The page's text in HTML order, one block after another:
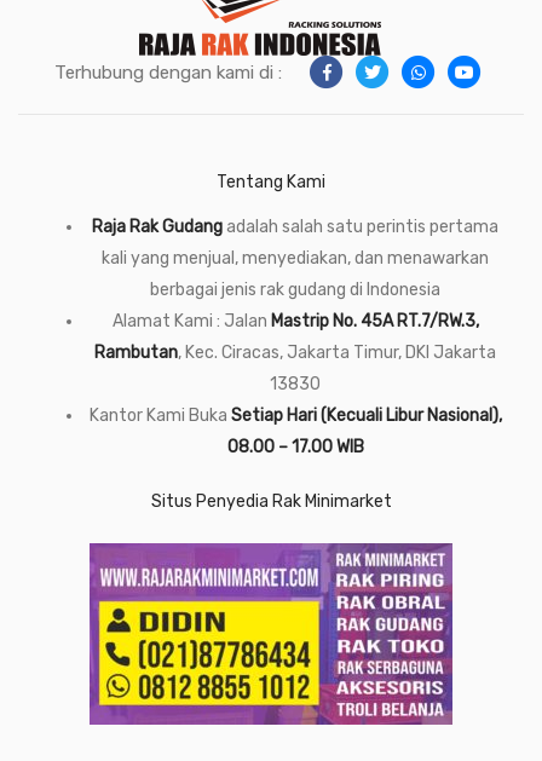
Terhubung dengan kami di :
Tentang Kami
Raja Rak Gudangadalah salah satu perintis pertama
kali yang menjual, menyediakan, dan menawarkan
berbagai jenis rak gudang di Indonesia
Alamat Kami : Jalan Mastrip No. 45A RT.7/RW.3,
Rambutan, Kec. Ciracas, Jakarta Timur, DKI Jakarta
13830
Kantor Kami Buka Setiap Hari (Kecuali Libur Nasional),
08.00 – 17.00 WIB
Situs Penyedia Rak Minimarket